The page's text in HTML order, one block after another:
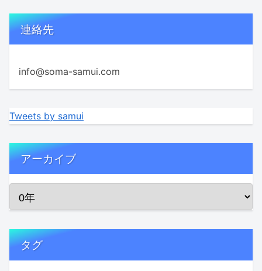
連絡先
info@soma-samui.com
Tweets by samui
アーカイブ
タグ